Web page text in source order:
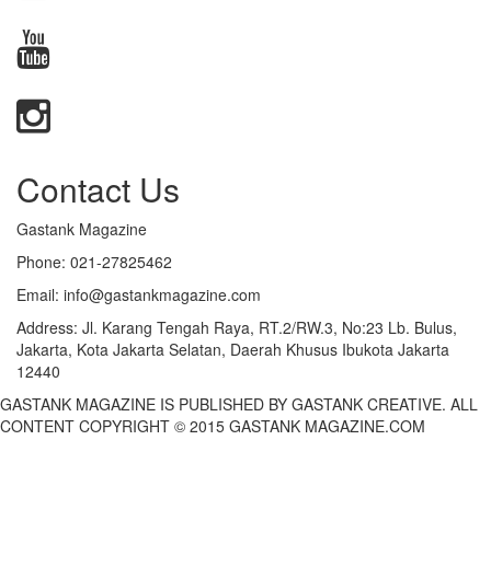
Contact Us
Gastank Magazine
Phone: 021-27825462
Email: info@gastankmagazine.com
Address: Jl. Karang Tengah Raya, RT.2/RW.3, No:23 Lb. Bulus,
Jakarta, Kota Jakarta Selatan, Daerah Khusus Ibukota Jakarta
12440
GASTANK MAGAZINE IS PUBLISHED BY GASTANK CREATIVE. ALL
CONTENT COPYRIGHT © 2015 GASTANK MAGAZINE.COM